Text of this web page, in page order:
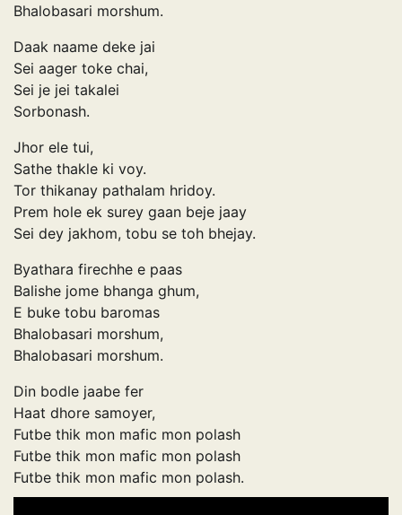
Bhalobasari morshum.
Daak naame deke jai
Sei aager toke chai,
Sei je jei takalei
Sorbonash.
Jhor ele tui,
Sathe thakle ki voy.
Tor thikanay pathalam hridoy.
Prem hole ek surey gaan beje jaay
Sei dey jakhom, tobu se toh bhejay.
Byathara firechhe e paas
Balishe jome bhanga ghum,
E buke tobu baromas
Bhalobasari morshum,
Bhalobasari morshum.
Din bodle jaabe fer
Haat dhore samoyer,
Futbe thik mon mafic mon polash
Futbe thik mon mafic mon polash
Futbe thik mon mafic mon polash.